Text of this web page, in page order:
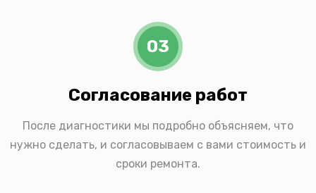
03
Согласование работ
После диагностики мы подробно объясняем, что
нужно сделать, и согласовываем с вами стоимость и
сроки ремонта.